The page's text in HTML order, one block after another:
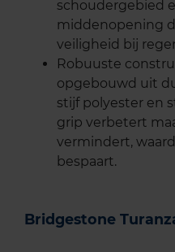
schoudergebied
middenopening
veiligheid bij
Robuuste
opgebouwd uit
stijf polyester en
grip verbetert
vermindert,
bespaart.
Bridgestone